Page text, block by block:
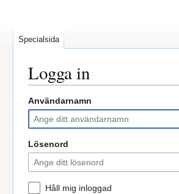
Logga in
Hoppa
navigering
Hoppa
sök
Användarnamn
Lösenord
Håll mig inloggad
Specialsida